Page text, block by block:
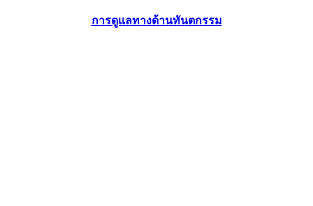
การดูแลทางด้านทันตกรรม